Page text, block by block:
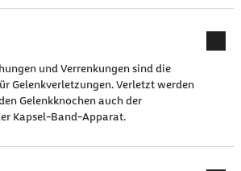
und Verrenkungen sind die
Gelenkverletzungen. Verletzt werden
Gelenkknochen auch der
Kapsel-Band-Apparat.